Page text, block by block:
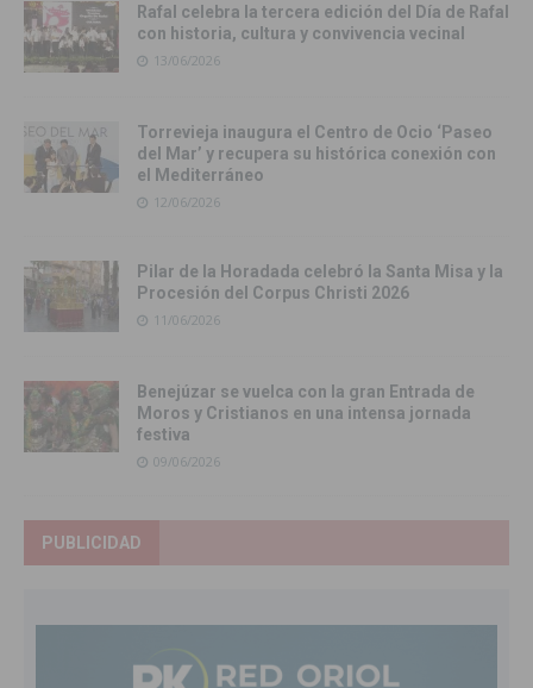
Rafal celebra la tercera edición del Día de Rafal
con historia, cultura y convivencia vecinal
13/06/2026
Torrevieja inaugura el Centro de Ocio ‘Paseo
del Mar’ y recupera su histórica conexión con
el Mediterráneo
12/06/2026
Pilar de la Horadada celebró la Santa Misa y la
Procesión del Corpus Christi 2026
11/06/2026
Benejúzar se vuelca con la gran Entrada de
Moros y Cristianos en una intensa jornada
festiva
09/06/2026
PUBLICIDAD